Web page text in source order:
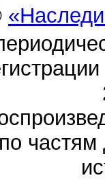
частям